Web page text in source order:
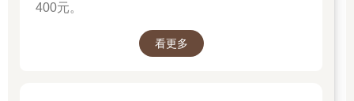
400元。
看更多